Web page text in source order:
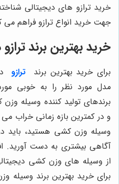
خرید ترازو های دیجیتالی
جهت خرید انواع ترازو فراهم می
خرید بهترین برند
برای خرید بهترین برند ترازو
مدل مورد نظر را به خوبی
برندهای تولید کننده وسیله
و در کمترین بازه زمانی خراب می
وسیله وزن کشی هستید، باید
آگاهی بیشتری به دست آورید.
از وسیله های وزن کشی
برای خرید بهترین برند وسیله